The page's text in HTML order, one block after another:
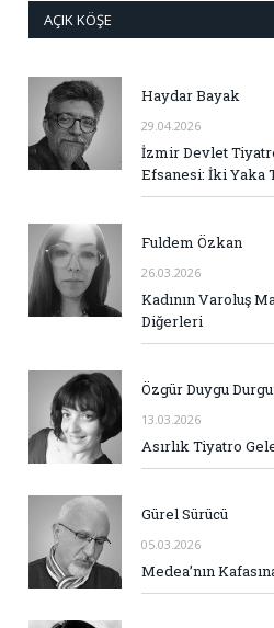
AÇIK KÖŞE
Haydar Bayak
29.04.2026
İzmir Devlet
Efsanesi: İki Yaka
Fuldem Özkan
26.03.2026
Kadının Varoluş
Diğerleri
Özgür Duygu
13.03.2026
Asırlık Tiyatro
Gürel Sürücü
05.03.2026
Medea’nın